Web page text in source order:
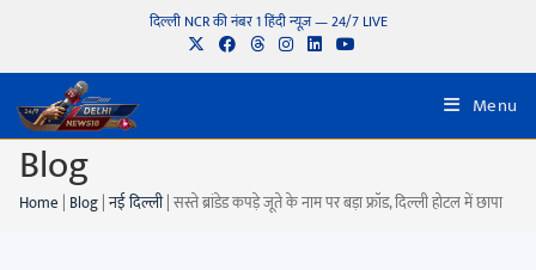
दिल्ली NCR की नंबर 1 हिंदी न्यूज़ — 24/7 LIVE
Menu
Blog
Home | Blog|नई दिल्ली|सस्ते ब्रांडेड कपड़े जूते के नाम पर बड़ा फ्रॉड, दिल्ली होटल में छापा